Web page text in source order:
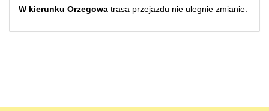
W kierunku Orzegowa trasa przejazdu nie ulegnie zmianie.